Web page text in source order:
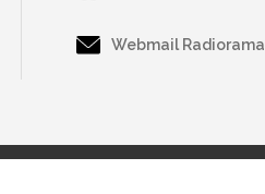
Webmail Radiorama